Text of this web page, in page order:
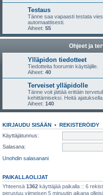
Testaus
Tänne saa vapaasti testata
automaattisesti.
Aiheet: 55
Ohjeet ja
Ylläpidon tiedotteet
Tiedotteita foorumin käyttäjille.
Aiheet: 40
Terveiset ylläpidolle
Tänne voit jättää erittäin
kehittämiseksi. Heitä ajatuksella.
Aiheet: 140
KIRJAUDU SISÄÄN • REKISTERÖIDY
Käyttäjätunnus:
Salasana:
Unohdin salasanani
PAIKALLAOLIJAT
Yhteensä 1362 käyttäjää paikalla :: 6
perustuu viimeisen 5 minuutin aikana